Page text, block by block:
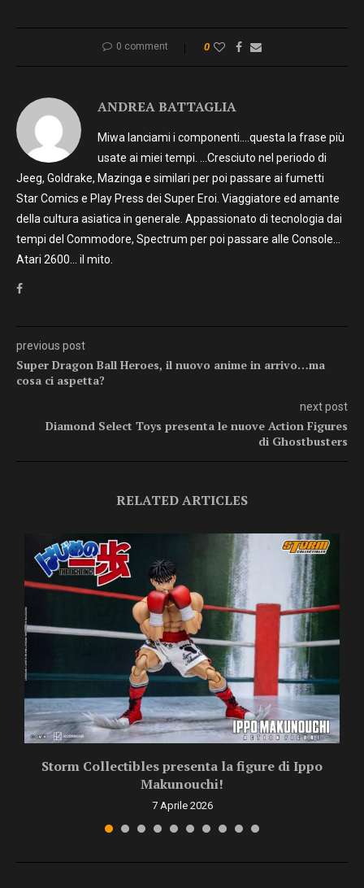
0 comment 0
ANDREA BATTAGLIA
Miwa lanciami i componenti….questa la frase più
usate ai miei tempi. …Cresciuto nel periodo di
Jeeg, Goldrake, Mazinga e similari per poi passare ai fumetti
Star Comics e Play Press dei Super Eroi. Viaggiatore ed amante
della cultura asiatica in generale. Appassionato di tecnologia dai
tempi del Commodore, Spectrum per poi passare alle Console…
Atari 2600… il mito.
previous post
Super Dragon Ball Heroes, il nuovo anime in arrivo…ma
cosa ci aspetta?
next post
Diamond Select Toys presenta le nuove Action Figures
di Ghostbusters
RELATED ARTICLES
Storm Collectibles presenta la figure di Ippo
Makunouchi!
7 Aprile 2026